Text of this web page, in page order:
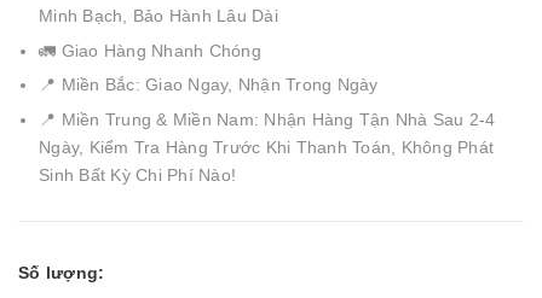
Minh Bạch, Bảo Hành Lâu Dài
🚛 Giao Hàng Nhanh Chóng
📍 Miền Bắc: Giao Ngay, Nhận Trong Ngày
📍 Miền Trung & Miền Nam: Nhận Hàng Tận Nhà Sau 2-4
Ngày, Kiểm Tra Hàng Trước Khi Thanh Toán, Không Phát
Sinh Bất Kỳ Chi Phí Nào!
Số lượng: